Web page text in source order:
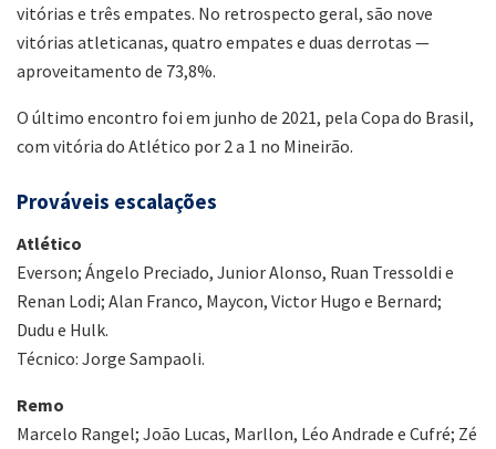
vitórias e três empates. No retrospecto geral, são nove
vitórias atleticanas, quatro empates e duas derrotas —
aproveitamento de 73,8%.
O último encontro foi em junho de 2021, pela Copa do Brasil,
com vitória do Atlético por 2 a 1 no Mineirão.
Prováveis escalações
Atlético
Everson; Ángelo Preciado, Junior Alonso, Ruan Tressoldi e
Renan Lodi; Alan Franco, Maycon, Victor Hugo e Bernard;
Dudu e Hulk.
Técnico: Jorge Sampaoli.
Remo
Marcelo Rangel; João Lucas, Marllon, Léo Andrade e Cufré; Zé